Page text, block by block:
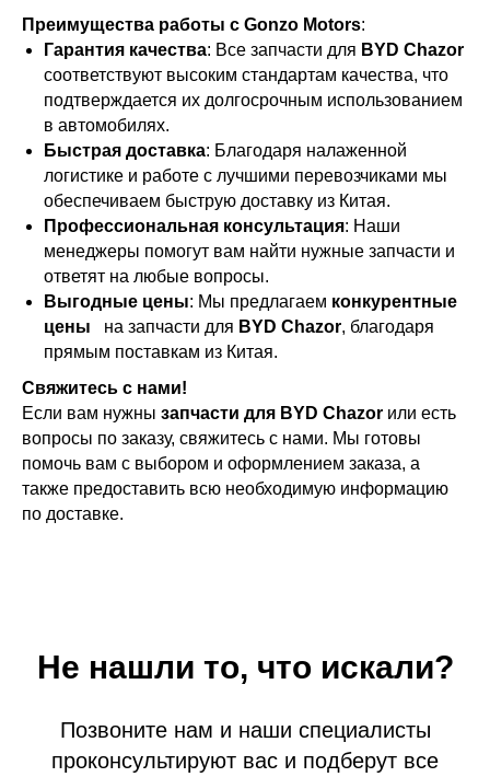
Преимущества работы с Gonzo Motors:
Гарантия качества: Все запчасти для BYD Chazor
соответствуют высоким стандартам качества, что
подтверждается их долгосрочным использованием
в автомобилях.
Быстрая доставка: Благодаря налаженной
логистике и работе с лучшими перевозчиками мы
обеспечиваем быструю доставку из Китая.
Профессиональная консультация: Наши
менеджеры помогут вам найти нужные запчасти и
ответят на любые вопросы.
Выгодные цены: Мы предлагаем конкурентные
цены
на запчасти для BYD Chazor, благодаря
прямым поставкам из Китая.
Свяжитесь с нами!
Если вам нужны запчасти для BYD Chazor или есть
вопросы по заказу, свяжитесь с нами. Мы готовы
помочь вам с выбором и оформлением заказа, а
также предоставить всю необходимую информацию
по доставке.
Не нашли то, что искали?
Позвоните нам и наши специалисты
проконсультируют вас и подберут все